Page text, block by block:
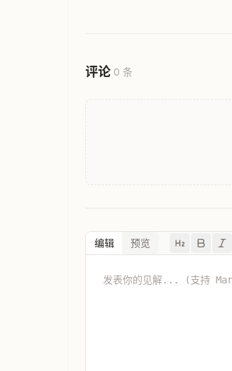
评论 0 条
编辑 预览